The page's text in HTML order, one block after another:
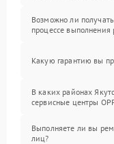
Возможно ли
процессе выполнения
Какую гарантию вы
В каких районах
сервисные центры
Выполняете ли вы
лиц?